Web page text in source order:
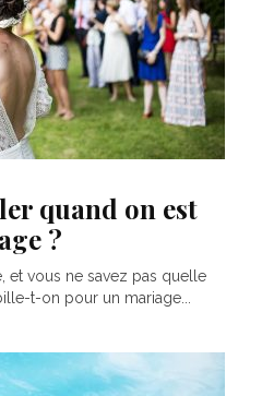
quand on est
?
et vous ne savez pas quelle
t-on pour un mariage...